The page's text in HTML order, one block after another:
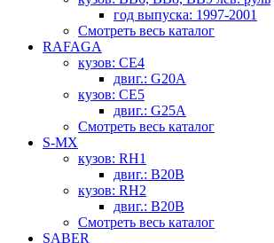
год выпуска: 1997-2001
Смотреть весь каталог
RAFAGA
кузов: CE4
двиг.: G20A
кузов: CE5
двиг.: G25A
Смотреть весь каталог
S-MX
кузов: RH1
двиг.: B20B
кузов: RH2
двиг.: B20B
Смотреть весь каталог
SABER